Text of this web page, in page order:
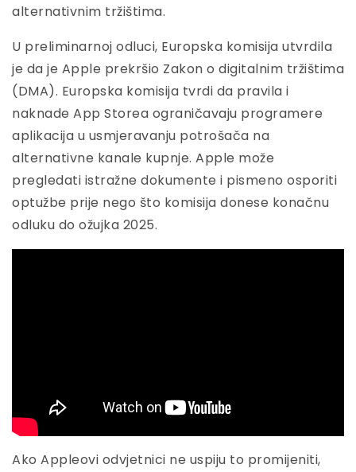
alternativnim tržištima.
U preliminarnoj odluci, Europska komisija utvrdila
je da je Apple prekršio Zakon o digitalnim tržištima
(DMA). Europska komisija tvrdi da pravila i
naknade App Storea ograničavaju programere
aplikacija u usmjeravanju potrošača na
alternativne kanale kupnje. Apple može
pregledati istražne dokumente i pismeno osporiti
optužbe prije nego što komisija donese konačnu
odluku do ožujka 2025.
Ako Appleovi odvjetnici ne uspiju to promijeniti,